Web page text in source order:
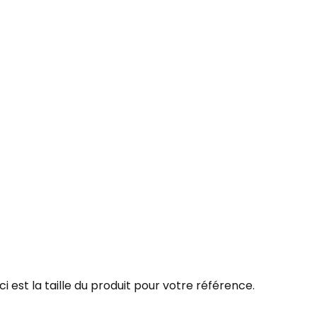
est la taille du produit pour votre référence.